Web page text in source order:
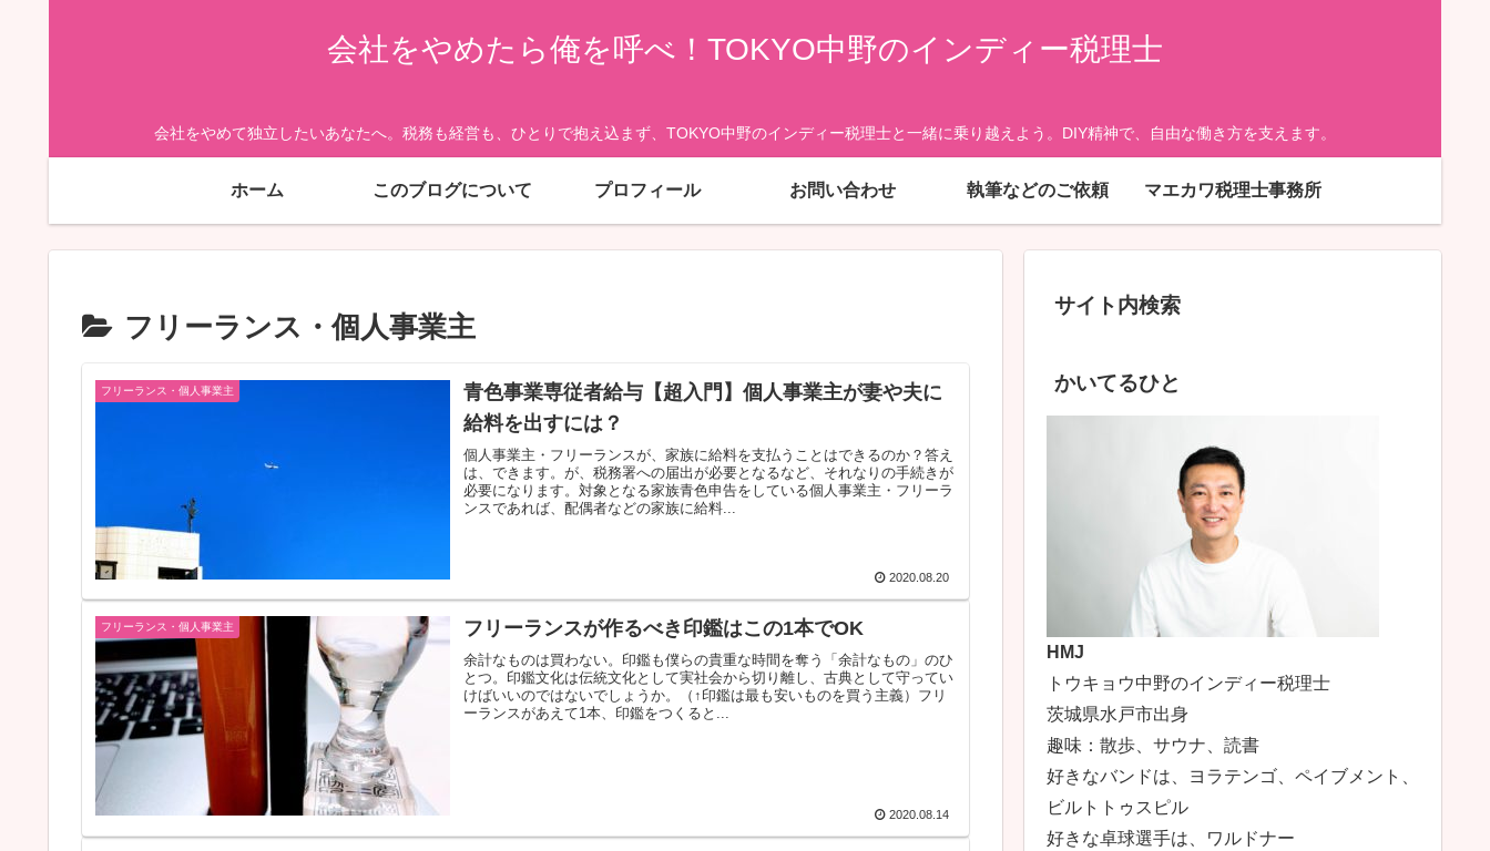
会社をやめたら俺を呼べ！TOKYO中野のインディー税理士
会社をやめて独立したいあなたへ。税務も経営も、ひとりで抱え込まず、TOKYO中野のインディー税理士と一緒に乗り越えよう。DIY精神で、自由な働き方を支えます。
ホーム このブログについて プロフィール お問い合わせ 執筆などのご依頼 マエカワ税理士事務所
フリーランス・個人事業主
フリーランス・個人事業主
青色事業専従者給与【超入門】個人事業主が妻や夫に
給料を出すには？
個人事業主・フリーランスが、家族に給料を支払うことはできるのか？答え
は、できます。が、税務署への届出が必要となるなど、それなりの手続きが
必要になります。対象となる家族青色申告をしている個人事業主・フリーラ
ンスであれば、配偶者などの家族に給料...
2020.08.20
フリーランス・個人事業主 フリーランスが作るべき印鑑はこの1本でOK
余計なものは買わない。印鑑も僕らの貴重な時間を奪う「余計なもの」のひ
とつ。印鑑文化は伝統文化として実社会から切り離し、古典として守ってい
けばいいのではないでしょうか。（↑印鑑は最も安いものを買う主義）フリ
ーランスがあえて1本、印鑑をつくると...
2020.08.14
サイト内検索
かいてるひと
HMJ
トウキョウ中野のインディー税理士
茨城県水戸市出身
趣味：散歩、サウナ、読書
好きなバンドは、ヨラテンゴ、ペイブメント、
ビルトトゥスピル
好きな卓球選手は、ワルドナー